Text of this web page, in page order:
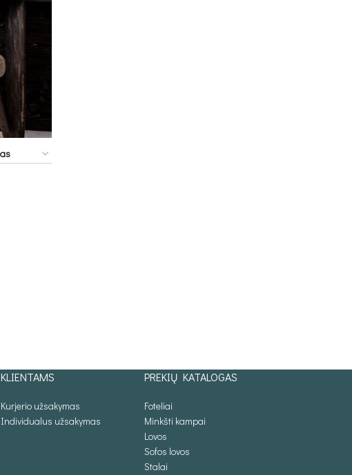
KLIENTAMS
Kurjerio užsakymas
Individualus užsakymas
PREKIŲ KATALOGAS
Foteliai
Minkšti kampai
Lovos
Sofos lovos
Stalai